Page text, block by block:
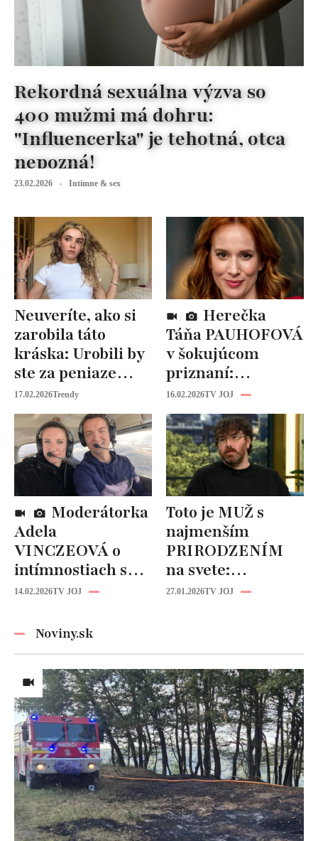
Rekordná sexuálna výzva so
400 mužmi má dohru:
"Influencerka" je tehotná, otca
nepozná!
23.02.2026 Intímne & sex
Neuveríte, ako si
zarobila táto
kráska: Urobili by
ste za peniaze
niečo podobné?
17.02.2026Trendy
Táňa PAUHOFOVÁ
v šokujúcom
priznaní:
NEVHODNÉ
návrhy v
šoubiznise!
16.02.2026TV JOJ
Adela
VINCZEOVÁ o
intímnostiach s
manželom:
hrávajú v posteli!
14.02.2026TV JOJ
Toto je MUŽ s
najmenším
PRIRODZENÍM
na svete:
Zriedkavý
27.01.2026TV JOJ
Noviny.sk